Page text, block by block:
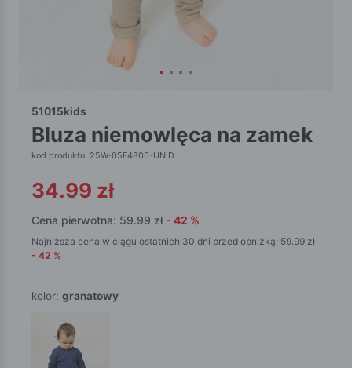
51015kids
bluza niemowlęca na zamek
kod produktu: 25W-05F4806-UNID
34.99 zł
Cena pierwotna: 59.99 zł - 42 %
Najniższa cena w ciągu ostatnich 30 dni przed obniżką: 59.99 zł
- 42 %
kolor: granatowy